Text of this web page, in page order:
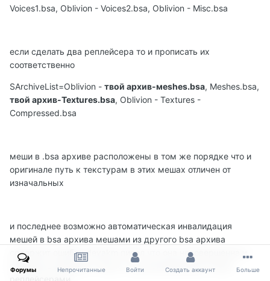
Voices1.bsa, Oblivion - Voices2.bsa, Oblivion - Misc.bsa
если сделать два реплейсера то и прописать их
соответственно
SArchiveList=Oblivion - твой архив-мeshes.bsa, Meshes.bsa,
твой архив-Textures.bsa, Oblivion - Textures -
Compressed.bsa
меши в .bsa архиве расположены в том же порядке что и
оригинале путь к текстурам в этих мешах отличен от
изначальных
и последнее возможно автоматическая инвалидация
мешей в bsa архива мешами из другого bsa архива
содержит ошибку devakm писал что она несовершенна и
возможно работает только с распакованными в Data
Форумы Непрочитанные Войти Создать аккаунт Больше